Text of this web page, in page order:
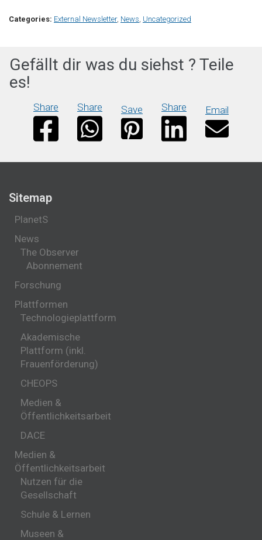
Categories: External Newsletter, News, Uncategorized
Gefällt dir was du siehst ? Teile
es!
Share Share Save Share Email
Sitemap
PlanetS
News
The Observer
Abonnement
Forschung
Plattformen
Technologieplattform
Akademische
Plattform (inkl.
Frauenförderung)
CHEOPS
Medien &
Öffentlichkeitsarbeit
DACE
Medien &
Öffentlichkeitsarbeit
Nutzen für die
Gesellschaft
Schule & Lernen
Museen &